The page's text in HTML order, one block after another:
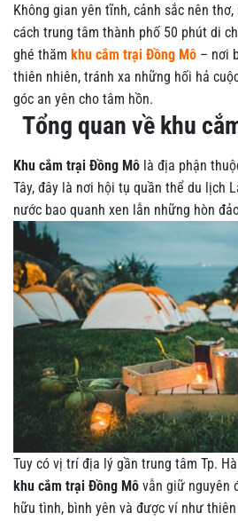
Không gian yên tĩnh, cảnh sắc nên
cách trung tâm thành phố 50 phút di
ghé thăm khu cắm trại Đồng Mô – nơi
thiên nhiên, tránh xa những hối hả
góc an yên cho tâm hồn.
Tổng quan về khu
Khu cắm trại Đồng Mô là địa phận
Tây, đây là nơi hội tụ quần thể du lịch
nước bao quanh xen lẫn những hòn
Tuy có vị trí địa lý gần trung tâm Tp.
khu cắm trại Đồng Mô vẫn giữ nguyên
hữu tình, bình yên và được ví như